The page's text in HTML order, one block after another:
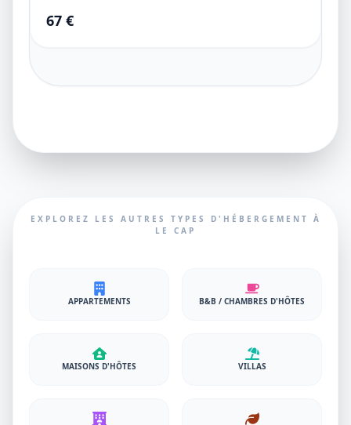
67 €
EXPLOREZ LES AUTRES TYPES D'HÉBERGEMENT À
LE CAP
APPARTEMENTS B&B / CHAMBRES D'HÔTES
MAISONS D'HÔTES VILLAS